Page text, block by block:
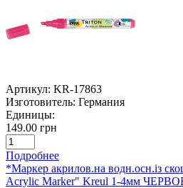
Артикул: KR-17863
Изготовитель: Германия
Единицы:
149.00 грн
Подробнее
*Маркер акрилов.на водн.осн.із
Acrylic Marker" Kreul 1-4мм